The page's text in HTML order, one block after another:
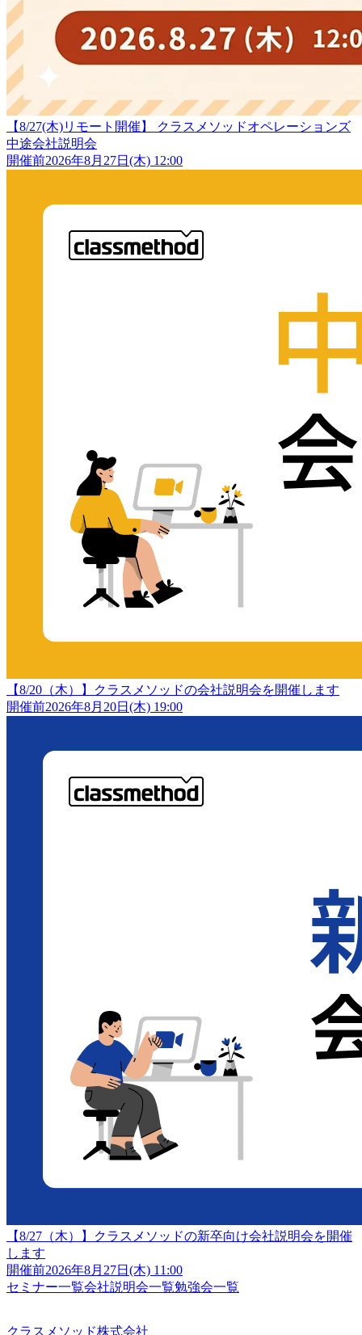
【8/27(木)リモート開催】 クラスメソッドオペレーションズ
中途会社説明会
開催前2026年8月27日(木) 12:00
【8/20（木）】クラスメソッドの会社説明会を開催します
開催前2026年8月20日(木) 19:00
【8/27（木）】クラスメソッドの新卒向け会社説明会を開催
します
開催前2026年8月27日(木) 11:00
セミナー一覧会社説明会一覧勉強会一覧
クラスメソッド株式会社